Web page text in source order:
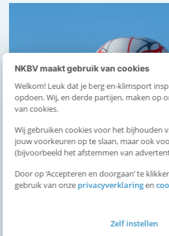
NKBV maakt gebruik van cookies
Welkom! Leuk dat je berg en-klimsport
opdoen. Wij, en derde partijen, maken op
van cookies.
Wij gebruiken cookies voor het bijhouden
jouw voorkeuren op te slaan, maar ook
(bijvoorbeeld het afstemmen van
Door op ‘Accepteren en doorgaan’ te
gebruik van onzeprivacyverklaringen
Zelf instellen